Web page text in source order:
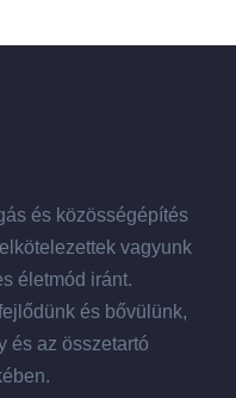
és közösségépítés
vagyunk
életmód iránt.
és bővülünk,
és az összetartó